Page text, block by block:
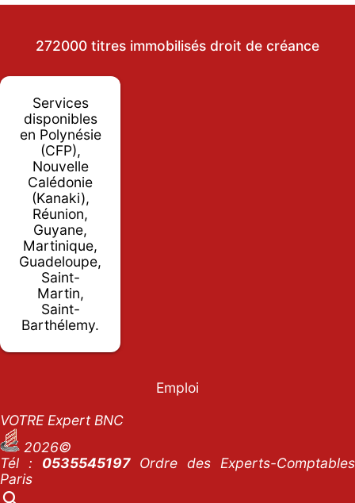
272000 titres immobilisés droit de créance
Services
disponibles
en Polynésie
(CFP),
Nouvelle
Calédonie
(Kanaki),
Réunion,
Guyane,
Martinique,
Guadeloupe,
Saint-
Martin,
Saint-
Barthélemy.
Emploi
VOTRE Expert BNC
2026©
Tél : 0535545197Ordre des Experts-Comptables
Paris